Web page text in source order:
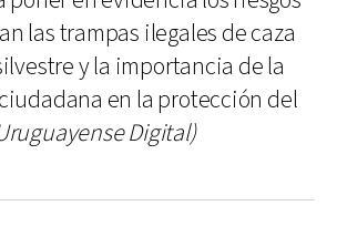
las trampas ilegales de caza
y la importancia de la
en la protección del
Digital)